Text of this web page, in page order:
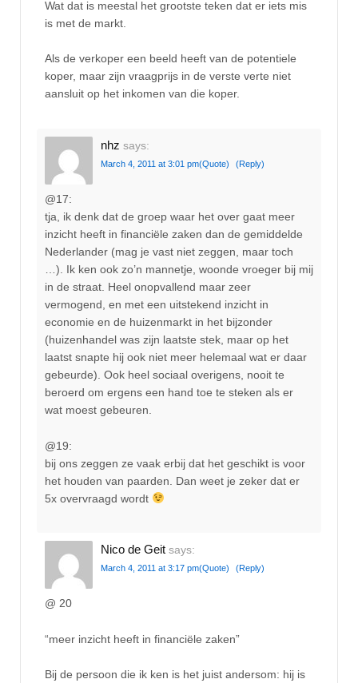
Wat dat is meestal het grootste teken dat er iets mis
is met de markt.
Als de verkoper een beeld heeft van de potentiele
koper, maar zijn vraagprijs in de verste verte niet
aansluit op het inkomen van die koper.
nhz says:
March 4, 2011 at 3:01 pm(Quote) (Reply)
@17:
tja, ik denk dat de groep waar het over gaat meer
inzicht heeft in financiële zaken dan de gemiddelde
Nederlander (mag je vast niet zeggen, maar toch
…). Ik ken ook zo’n mannetje, woonde vroeger bij mij
in de straat. Heel onopvallend maar zeer
vermogend, en met een uitstekend inzicht in
economie en de huizenmarkt in het bijzonder
(huizenhandel was zijn laatste stek, maar op het
laatst snapte hij ook niet meer helemaal wat er daar
gebeurde). Ook heel sociaal overigens, nooit te
beroerd om ergens een hand toe te steken als er
wat moest gebeuren.
@19:
bij ons zeggen ze vaak erbij dat het geschikt is voor
het houden van paarden. Dan weet je zeker dat er
5x overvraagd wordt
Nico de Geit says:
March 4, 2011 at 3:17 pm(Quote) (Reply)
@ 20
“meer inzicht heeft in financiële zaken”
Bij de persoon die ik ken is het juist andersom: hij is